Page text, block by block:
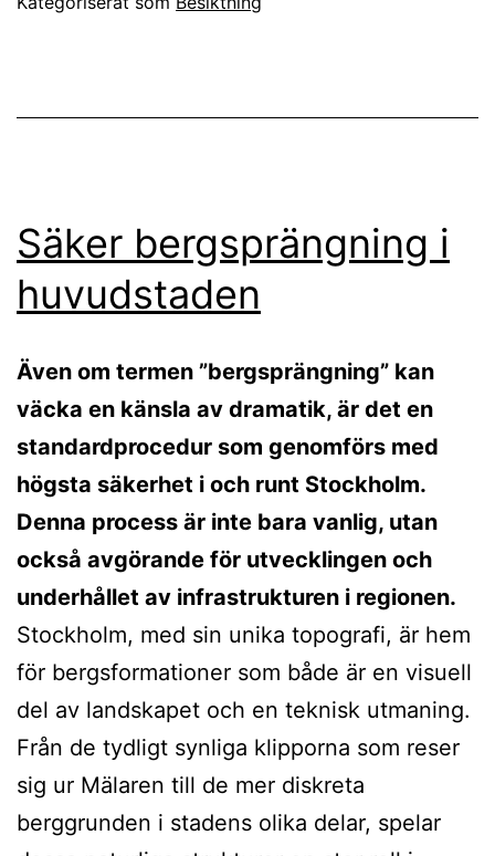
Säker bergsprängning i
huvudstaden
Även om termen ”bergsprängning” kan
väcka en känsla av dramatik, är det en
standardprocedur som genomförs med
högsta säkerhet i och runt Stockholm.
Denna process är inte bara vanlig, utan
också avgörande för utvecklingen och
underhållet av infrastrukturen i regionen.
Stockholm, med sin unika topografi, är hem
för bergsformationer som både är en visuell
del av landskapet och en teknisk utmaning.
Från de tydligt synliga klipporna som reser
sig ur Mälaren till de mer diskreta
berggrunden i stadens olika delar, spelar